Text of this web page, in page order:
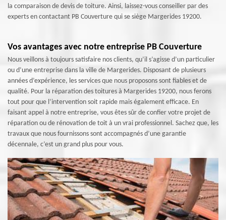
la comparaison de devis de toiture. Ainsi, laissez-vous conseiller par des
experts en contactant PB Couverture qui se siège Margerides 19200.
Vos avantages avec notre entreprise PB Couverture
Nous veillons à toujours satisfaire nos clients, qu’il s’agisse d’un particulier
ou d’une entreprise dans la ville de Margerides. Disposant de plusieurs
années d’expérience, les services que nous proposons sont fiables et de
qualité. Pour la réparation des toitures à Margerides 19200, nous ferons
tout pour que l’intervention soit rapide mais également efficace. En
faisant appel à notre entreprise, vous êtes sûr de confier votre projet de
réparation ou de rénovation de toit à un vrai professionnel. Sachez que, les
travaux que nous fournissons sont accompagnés d’une garantie
décennale, c’est un grand plus pour vous.